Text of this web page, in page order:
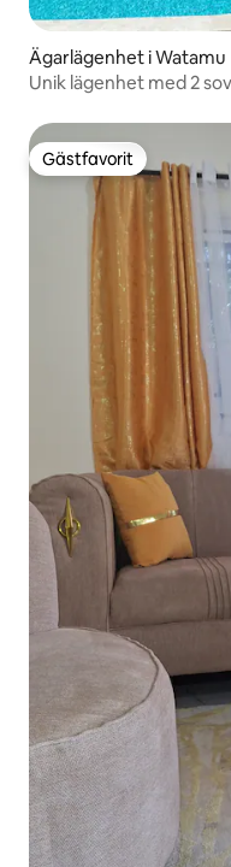
Ägarlägenhet i Watamu
Unik lägenhet med 2
Gästfavorit
Gästfavorit